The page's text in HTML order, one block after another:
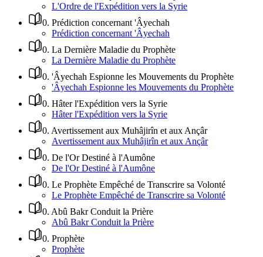
L'Ordre de l'Expédition vers la Syrie
0. Prédiction concernant 'Âyechah
Prédiction concernant 'Âyechah
0. La Dernière Maladie du Prophète
La Dernière Maladie du Prophète
0. 'Âyechah Espionne les Mouvements du Prophète
'Âyechah Espionne les Mouvements du Prophète
0. Hâter l'Expédition vers la Syrie
Hâter l'Expédition vers la Syrie
0. Avertissement aux Muhâjirîn et aux Ançâr
Avertissement aux Muhâjirîn et aux Ançâr
0. De l'Or Destiné à l'Aumône
De l'Or Destiné à l'Aumône
0. Le Prophète Empêché de Transcrire sa Volonté
Le Prophète Empêché de Transcrire sa Volonté
0. Abû Bakr Conduit la Prière
Abû Bakr Conduit la Prière
0. Prophète
Prophète